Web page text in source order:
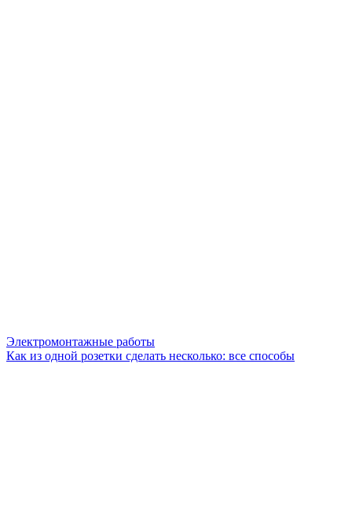
Электромонтажные работы
Как из одной розетки сделать несколько: все способы